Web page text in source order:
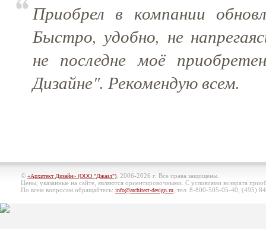
Приобрел в компании
Быстро, удобно, не
не последне моё
Дизайне". Рекомендую всем.
© «Архитект Дизайн» (ООО "Джазл") , 2006-2026 г. Все права защищены.
Цены, указанные на сайте, являются ориентировочными. С условиями возврата
По всем вопросам обращайтесь: info@architect-design.ru , тел. 8-800-505-05-40, (495)